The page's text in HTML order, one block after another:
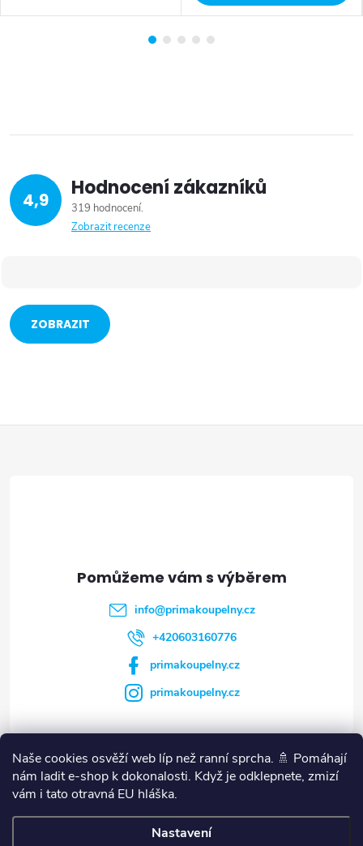
Naše cookies osvěží web líp než ranní sprcha. 🚿 Pomáhají
nám ladit e-shop k dokonalosti. Když je odklepnete, zmizí
vám i tato otravná EU hláška.
Nastavení
4,9 Hodnocení zákazníků
319 hodnocení
Zobrazit recenze
ZOBRAZIT
info@primakoupelny.cz
+420603160776
primakoupelny.cz
primakoupelny.cz
Vše o nákupu